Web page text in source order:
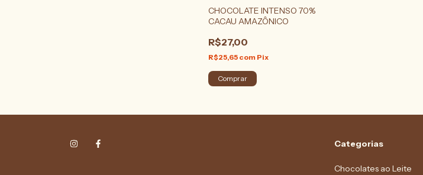
CHOCOLATE INTENSO 70%
CACAU AMAZÔNICO
R$27,00
R$25,65 com Pix
Categorias
Chocolates ao Leite